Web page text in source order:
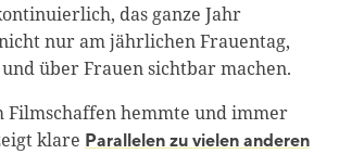
das ganze Jahr
nur am jährlichen Frauentag,
über Frauen sichtbar machen.
Filmschaffen hemmte und immer
klare Parallelen zu vielen anderen